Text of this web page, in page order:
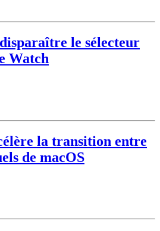
le sélecteur
Watch
la transition entre
de macOS